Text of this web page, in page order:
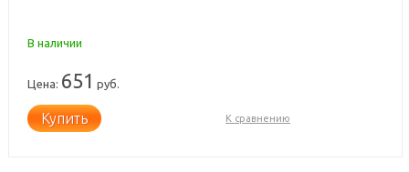
В наличии
Цена: 651 руб.
Купить К сравнению